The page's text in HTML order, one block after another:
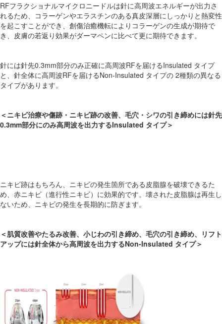
RFフラクショナルマイクロニードルは針に高周波エネルギーが出力さ
れるため、コラーゲンやエラスチンのある真皮深層にしっかりと熱変性
を起こすことができ、創傷治癒機転によりコラーゲンの生成が期待で
き、皮膚の若返り効果がダーマペンに比べて更に期待できます。
針には針先0.3mm部分のみ正確に高周波RFを届けるInsulated タイプ
と、針全体に高周波RFを届けるNon-Insulated タイプの 2種類の異なる
タイプがあります。
＜ニキビ治療や傷跡・ニキビ跡の改善、毛穴・シワの引き締めには針先
0.3mm部分にのみ高周波を出力するInsulated タイプ＞
ニキビ跡はもちろん、ニキビの発生箇所である皮脂腺を破壊できるた
め、赤ニキビ（進行性ニキビ）に効果的です。壊された皮脂腺は再生し
ないため、ニキビの発生を長期的に防ぎます。
＜肌質改善やたるみ改善、小じわの引き締め、毛穴の引き締め、リフト
アップには針全体から高周波を出力するNon-Insulated タイプ＞